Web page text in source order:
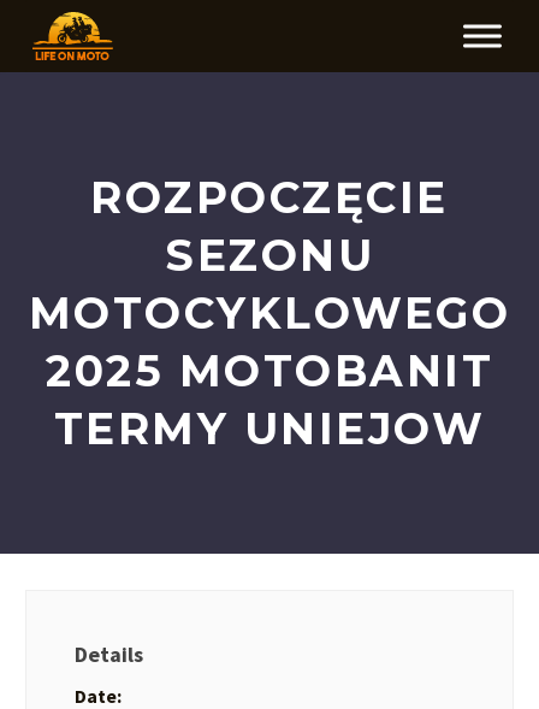
ROZPOCZĘCIE
SEZONU
MOTOCYKLOWEGO
2025 MOTOBANIT
TERMY UNIEJOW
Details
Date: